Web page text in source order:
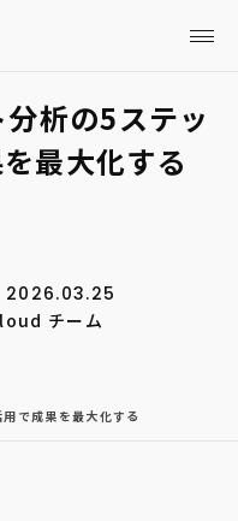
分析の5ステッ
最大化する
2026.03.25
チーム
で成果を最大化する